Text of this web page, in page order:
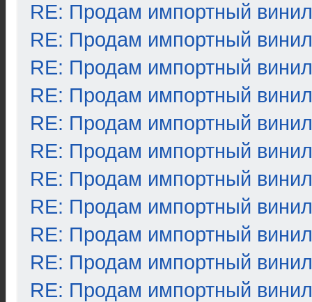
RE: Продам импортный винил
RE: Продам импортный винил
RE: Продам импортный винил
RE: Продам импортный винил
RE: Продам импортный винил
RE: Продам импортный винил
RE: Продам импортный винил
RE: Продам импортный винил
RE: Продам импортный винил
RE: Продам импортный винил
RE: Продам импортный винил